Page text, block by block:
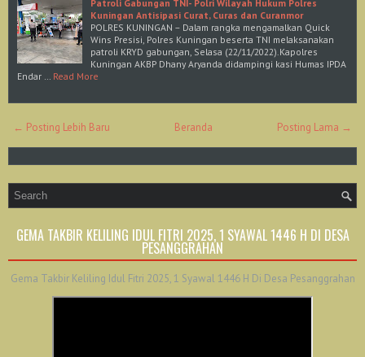
Patroli Gabungan TNI- Polri Wilayah Hukum Polres
Kuningan Antisipasi Curat, Curas dan Curanmor
POLRES KUNINGAN – Dalam rangka mengamalkan Quick
Wins Presisi, Polres Kuningan beserta TNI melaksanakan
patroli KRYD gabungan, Selasa (22/11/2022).Kapolres
Kuningan AKBP Dhany Aryanda didampingi kasi Humas IPDA
Endar … Read More
← Posting Lebih Baru Posting Lama →
Beranda
GEMA TAKBIR KELILING IDUL FITRI 2025, 1 SYAWAL 1446 H DI DESA
PESANGGRAHAN
Gema Takbir Keliling Idul Fitri 2025, 1 Syawal 1446 H Di Desa Pesanggrahan